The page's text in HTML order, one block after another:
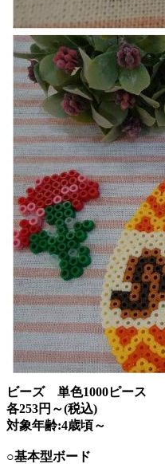
ビーズ 単色1000ピース
各253円～(税込)
対象年齢:4歳頃～
○基本型ボード